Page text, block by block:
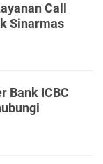
Call
Sinarmas
Bank ICBC